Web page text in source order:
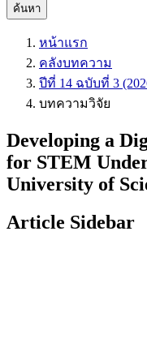
ค้นหา
หน้าแรก
คลังบทความ
ปีที่ 14 ฉบับที่ 3
บทความวิจัย
Developing a
for STEM
University of
Article Sidebar